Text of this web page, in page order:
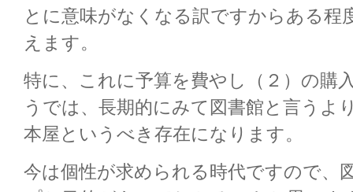
とに意味がなくなる訳ですからある程
えます。
特に、これに予算を費やし（２）の購
うでは、長期的にみて図書館と言うよ
本屋というべき存在になります。
今は個性が求められる時代ですので、